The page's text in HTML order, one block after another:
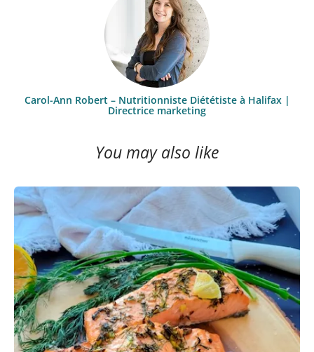
Carol-Ann Robert – Nutritionniste Diététiste à Halifax |
Directrice marketing
You may also like